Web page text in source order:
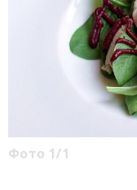
Фото 1/1